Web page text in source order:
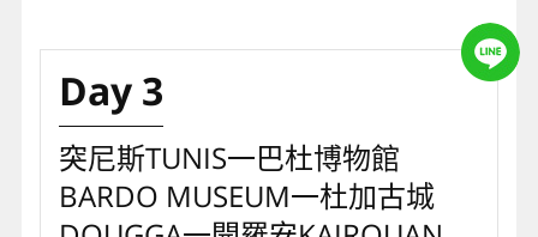
Day 3
突尼斯TUNIS一巴杜博物館
BARDO MUSEUM一杜加古城